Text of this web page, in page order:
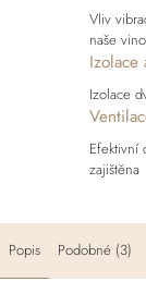
Vliv
naše
Izolace
Izolace
Efektivní
zajištěna
Popis Podobné (3)